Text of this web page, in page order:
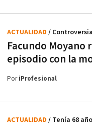
Facundo Moyano
episodio con la
ACTUALIDAD / Controversia
PoriProfesional
ACTUALIDAD / Tenía 68